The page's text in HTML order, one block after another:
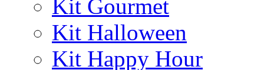
Kit Gourmet
Kit Halloween
Kit Happy Hour